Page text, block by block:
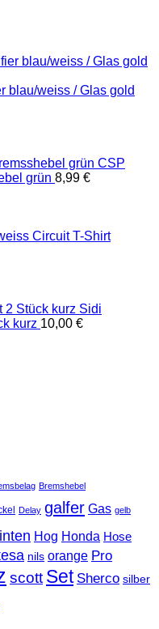
blau/weiss / Glas gold
CSP
grün 8,99 €
Circuit T-Shirt
Sidi
kurz 10,00 €
Bremshebel
Delay galfer Gas gelb
Hog Honda Hose
nils orange Pro
scott Set Sherco silber